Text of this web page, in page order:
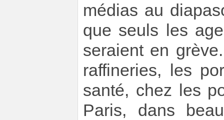
médias au
que seuls les
seraient en
raffineries, les
santé, chez les
Paris, dans